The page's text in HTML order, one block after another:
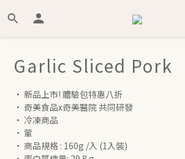
Garlic Sliced Pork
• 新品上市! 體驗包特惠八折
• 奇美食品x奇美醫院 共同研發
• 冷凍商品
• 葷
• 商品規格 : 160g /入 (1入裝)